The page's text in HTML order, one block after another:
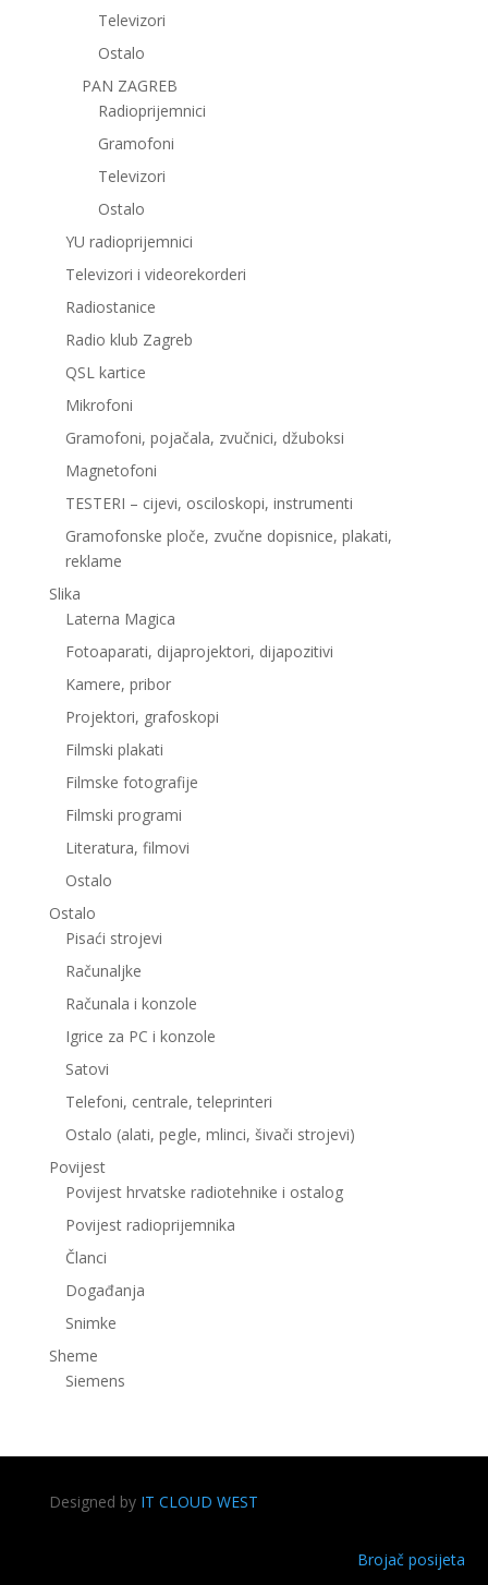
Televizori
Ostalo
PAN ZAGREB
Radioprijemnici
Gramofoni
Televizori
Ostalo
YU radioprijemnici
Televizori i videorekorderi
Radiostanice
Radio klub Zagreb
QSL kartice
Mikrofoni
Gramofoni, pojačala, zvučnici, džuboksi
Magnetofoni
TESTERI – cijevi, osciloskopi, instrumenti
Gramofonske ploče, zvučne dopisnice, plakati,
reklame
Slika
Laterna Magica
Fotoaparati, dijaprojektori, dijapozitivi
Kamere, pribor
Projektori, grafoskopi
Filmski plakati
Filmske fotografije
Filmski programi
Literatura, filmovi
Ostalo
Ostalo
Pisaći strojevi
Računaljke
Računala i konzole
Igrice za PC i konzole
Satovi
Telefoni, centrale, teleprinteri
Ostalo (alati, pegle, mlinci, šivači strojevi)
Povijest
Povijest hrvatske radiotehnike i ostalog
Povijest radioprijemnika
Članci
Događanja
Snimke
Sheme
Siemens
Designed by IT CLOUD WEST
Brojač posijeta